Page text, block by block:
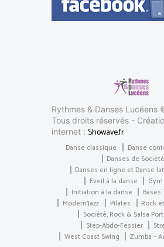
Rythmes & Danses Lucéens
Tous droits réservés -
internet : Showave.fr
Danse classique
Danse
Danses de Société
Danses en ligne et Danse
Eveil à la danse
Initiation à la danse
Modern’Jazz
Pilates
Rock
Société, Rock & Salsa
Step-Abdo-Fessier
West Coast Swing
Zumba –